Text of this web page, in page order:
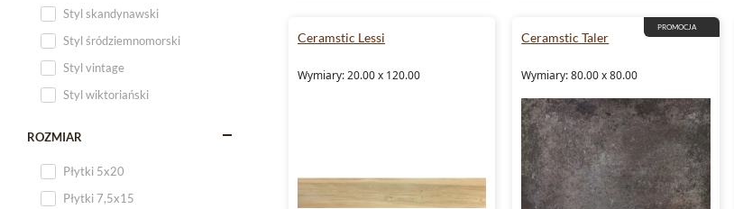
Styl skandynawski
Styl śródziemnomorski
Styl vintage
Styl wiktoriański
ROZMIAR
Płytki 5x20
Płytki 7,5x15
Ceramstic Lessi
Wymiary: 20.00 x 120.00
PROMOCJA
Ceramstic Taler
Wymiary: 80.00 x 80.00